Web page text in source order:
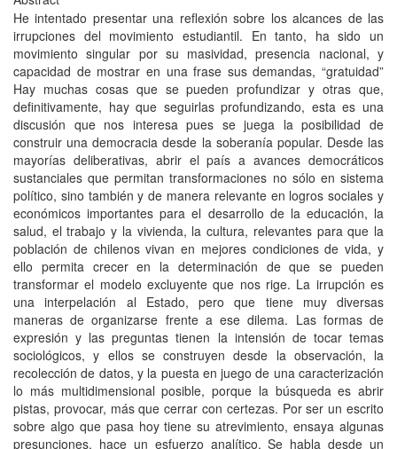
He intentado presentar una reflexión sobre los alcances de las
irrupciones del movimiento estudiantil. En tanto, ha sido un
movimiento singular por su masividad, presencia nacional, y
capacidad de mostrar en una frase sus demandas, “gratuidad”
Hay muchas cosas que se pueden profundizar y otras que,
definitivamente, hay que seguirlas profundizando, esta es una
discusión que nos interesa pues se juega la posibilidad de
construir una democracia desde la soberanía popular. Desde las
mayorías deliberativas, abrir el país a avances democráticos
sustanciales que permitan transformaciones no sólo en sistema
político, sino también y de manera relevante en logros sociales y
económicos importantes para el desarrollo de la educación, la
salud, el trabajo y la vivienda, la cultura, relevantes para que la
población de chilenos vivan en mejores condiciones de vida, y
ello permita crecer en la determinación de que se pueden
transformar el modelo excluyente que nos rige. La irrupción es
una interpelación al Estado, pero que tiene muy diversas
maneras de organizarse frente a ese dilema. Las formas de
expresión y las preguntas tienen la intensión de tocar temas
sociológicos, y ellos se construyen desde la observación, la
recolección de datos, y la puesta en juego de una caracterización
lo más multidimensional posible, porque la búsqueda es abrir
pistas, provocar, más que cerrar con certezas. Por ser un escrito
sobre algo que pasa hoy tiene su atrevimiento, ensaya algunas
presunciones, hace un esfuerzo analítico. Se habla desde un